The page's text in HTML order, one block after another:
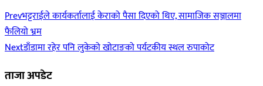
Prevभट्टराईले कार्यकर्तालाई केराको पैसा दिएको थिए, सामाजिक सञ्जालमा
फैलियो भ्रम
Nextडाँडामा रहेर पनि लुकेको खोटाङको पर्यटकीय स्थल रुपाकोट
ताजा अपडेट